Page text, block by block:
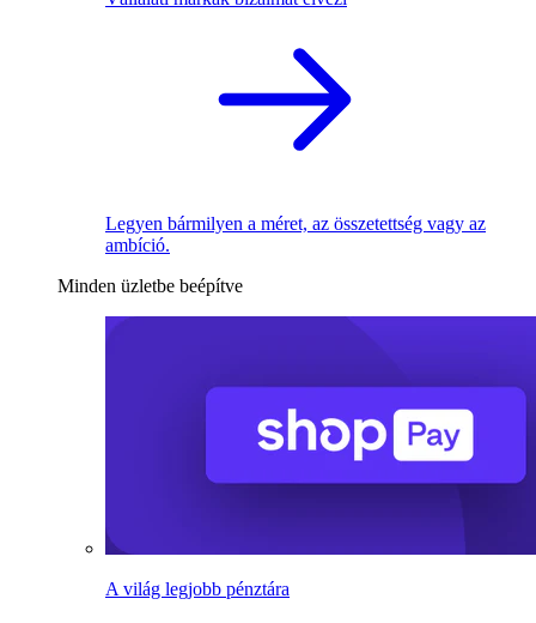
Legyen bármilyen a méret, az összetettség vagy az
ambíció.
Minden üzletbe beépítve
A világ legjobb pénztára